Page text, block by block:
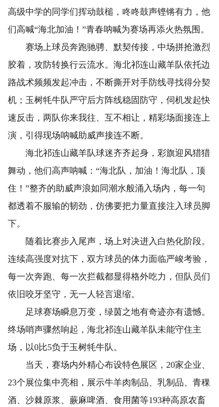
高级中学的同学们挥动鼓槌，咚咚鼓声铿锵有力，他
们高喊“海北加油！”青春呐喊为赛场再添火热氛围。
赛场上球员奔跑驰骋、默契传接，中场拼抢激烈
胶着，攻防转换行云流水。海北祁连山藏羊队依托边
路战术频频发起冲击，不断撕开对手防线寻找得分契
机；玉树牦牛队严守后方阵线稳固防守，伺机发起快
速反击，两队你来我往、互不相让，精彩场面接连上
演，引得现场呐喊助威声接连不断。
海北祁连山藏羊队球迷齐齐起身，彩旗迎风猎猎
舞动，他们高声呐喊：“海北队，加油！海北队，顶
住！”整齐的助威声浪如同潮水般涌入场内，每一句
都透着不服输的韧劲，仿佛要把力量直接注入球员脚
下。
随着比赛步入尾声，场上对决进入白热化阶段。
连续高强度对抗下，双方球员的体力面临严峻考验，
每一次奔跑、每一次拦截都显得格外吃力，但队员们
依旧咬牙坚守，无一人轻言退缩。
足球赛场瞬息万变，绿茵之地有奇迹亦有遗憾。
终场哨声骤然响起，海北祁连山藏羊队未能守住主
场，以0比5负于玉树牦牛队。
当天，赛场内外精心布设特色展区，20家企业、
23个展位集中亮相，展示牛羊肉制品、乳制品、青稞
酒、沙棘原浆、蕨麻啤酒、食用菌等193种高原农畜